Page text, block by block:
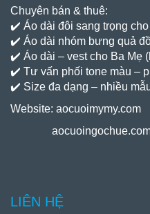
Chuyên bán & thuê:
✔️ Áo dài đôi sang trọng
✔️ Áo dài nhóm bưng quả
✔️ Áo dài – vest cho Ba Mẹ
✔️ Tư vấn phối tone màu –
✔️ Size đa dạng – nhiều
Website: aocuoimymy.com
LIÊN HỆ